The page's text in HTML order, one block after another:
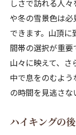
しさで訪れる人
や冬の雪景色は
できます。山頂
間帯の選択が重
山々に映えて、
中で息をのむよ
の時間を見逃さな
ハイキングの